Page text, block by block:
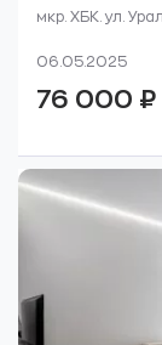
мкр. ХБК. ул.
06.05.2025
76 000 ₽